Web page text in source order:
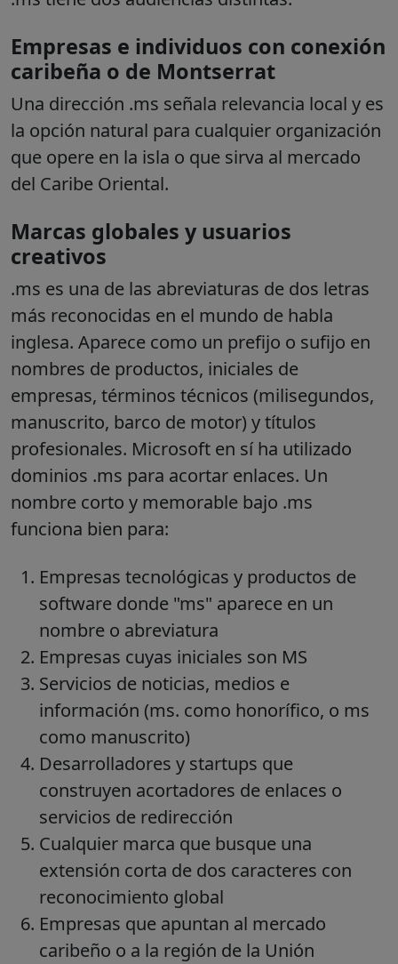
Empresas e individuos con conexión
caribeña o de Montserrat
Una dirección .ms señala relevancia local y es
la opción natural para cualquier organización
que opere en la isla o que sirva al mercado
del Caribe Oriental.
Marcas globales y usuarios
creativos
.ms es una de las abreviaturas de dos letras
más reconocidas en el mundo de habla
inglesa. Aparece como un prefijo o sufijo en
nombres de productos, iniciales de
empresas, términos técnicos (milisegundos,
manuscrito, barco de motor) y títulos
profesionales. Microsoft en sí ha utilizado
dominios .ms para acortar enlaces. Un
nombre corto y memorable bajo .ms
funciona bien para:
Empresas tecnológicas y productos de
software donde "ms" aparece en un
nombre o abreviatura
Empresas cuyas iniciales son MS
Servicios de noticias, medios e
información (ms. como honorífico, o ms
como manuscrito)
Desarrolladores y startups que
construyen acortadores de enlaces o
servicios de redirección
Cualquier marca que busque una
extensión corta de dos caracteres con
reconocimiento global
Empresas que apuntan al mercado
caribeño o a la región de la Unión